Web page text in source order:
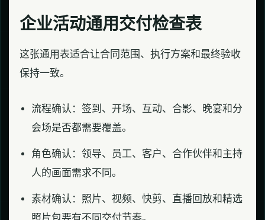
企业活动通用交付检查表
这张通用表适合让合同范围、执行方案和最终验收
保持一致。
流程确认：签到、开场、互动、合影、晚宴和分
会场是否都需要覆盖。
角色确认：领导、员工、客户、合作伙伴和主持
人的画面需求不同。
素材确认：照片、视频、快剪、直播回放和精选